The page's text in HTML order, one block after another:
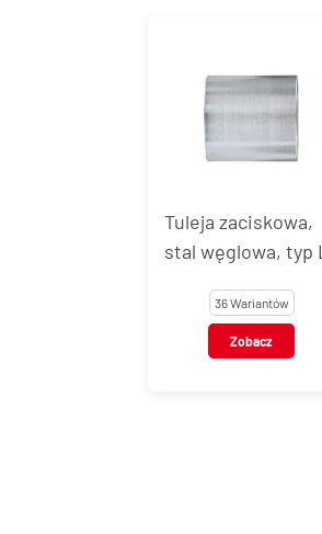
Tuleja zaciskowa,
stal AISI 304, typ L
34 Warianty
Zobacz